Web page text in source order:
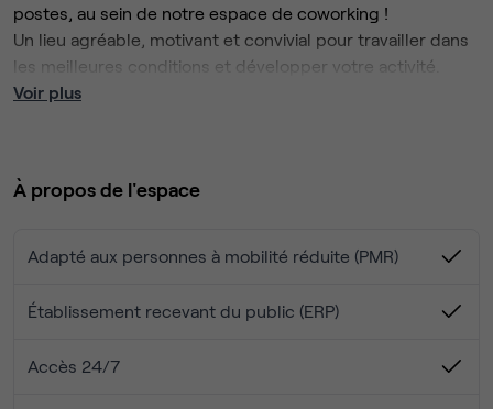
postes, au sein de notre espace de coworking !
Un lieu agréable, motivant et convivial pour travailler dans
les meilleures conditions et développer votre activité.
• Un accès sécurisé 24/7, pour organiser votre journée
• Une connexion internet très haut débit et tout
• La climatisation, pour un confort optimal toute l’année.
une pause ou échanger avec d'autres professionnels.
Voir plus
À propos de l'espace
Adapté aux personnes à mobilité réduite (PMR)
Établissement recevant du public (ERP)
Accès 24/7